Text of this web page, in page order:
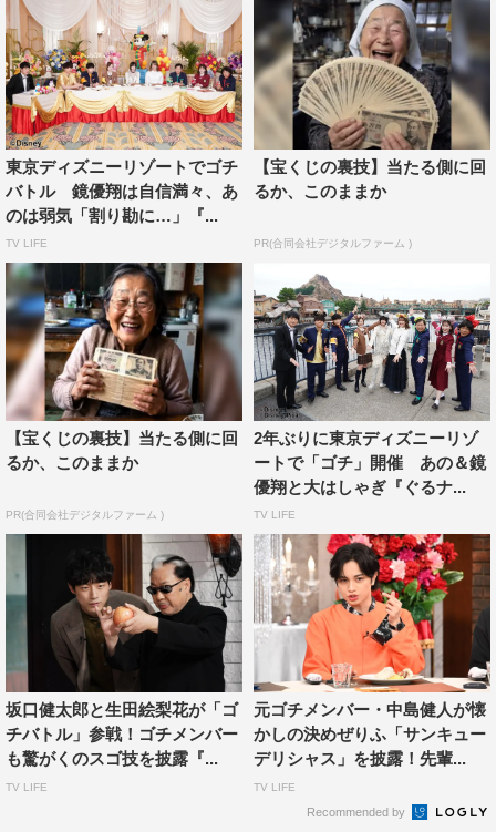
『ぐるぐるナインティナイン2時間SP』©日本テレビ
スペシャルメニューを賭けたゲームは、2チームに分かれ
てアトラクション「美女と野獣“魔法のものがたり”」をた
クションで歓声を上げたり、安藤と宮野真守は歌い始めた
りと全員大はしゃぎ。しかし終了後に明かされたもう1つ
のルールに一同騒然。
また、ゴチバトルの最中になすなかにしが東京ディズニー
ランド®︎内を縦横無尽に移動し、中継で「なぁぜなぁ
ぜ‘ ？」クイズを出題。なすなかの見事なロケテクニック
や、パークにまつわる驚きの秘密に大いに盛り上がる。そ
してクイズの正解者にはゴチの勝敗に関わる“特別なご褒
デカいよ！」「『なぁぜなぁぜ？』をもっとくれ！」と必
死になる場面も。
他にも、ゴチメンバー全員で大人気の「ジャンボリミッキ
ー!」を踊ったり、安藤・増田・宮野が念願のパレードに
大興奮でノリノリダンスを踊ったりと、ひたすらディズニ
ーを満喫しまくりの2時間スペシャルとなっている。
ゴチバトルの舞台は、西洋料理とアジア料理を融合させた
創作料理が人気の東京ディズニーランド®︎ホテルのレスト
東京ディズニーリゾートでゴチ
バトル 鏡優翔は自信満々、あ
のは弱気「割り勘に…」『...
TV LIFE
【宝くじの裏技】当たる側に回
るか、このままか
PR(合同会社デジタルファーム )
【宝くじの裏技】当たる側に回
るか、このままか
PR(合同会社デジタルファーム )
2年ぶりに東京ディズニーリゾ
ートで「ゴチ」開催 あの＆鏡
優翔と大はしゃぎ『ぐるナ...
TV LIFE
坂口健太郎と生田絵梨花が「ゴ
チバトル」参戦！ゴチメンバー
も驚がくのスゴ技を披露『...
TV LIFE
元ゴチメンバー・中島健人が懐
かしの決めぜりふ「サンキュー
デリシャス」を披露！先輩...
TV LIFE
Recommended by